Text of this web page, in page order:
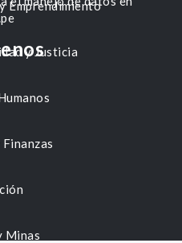
Emprendimiento
y Justicia
Minas